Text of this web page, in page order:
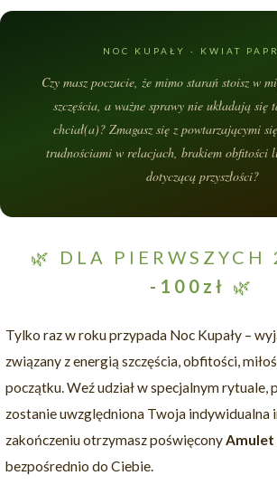
NOC KUPAŁY · KWIAT
Czy masz poczucie, że mimo starań stoisz w
szczęścia, a ważne sprawy nie układają się
chciał(a)? Zmagasz się z powtarzającymi
trudnościami w relacjach, brakiem obfitości
dotyczącą przyszłości?
🌿 DLA PIERWSZYCH
-100zł 🌿
Tylko raz w roku przypada Noc Kupały –
związany z energią szczęścia, obfitości,
początku. Weź udział w specjalnym rytuale,
zostanie uwzględniona Twoja indywidualna
zakończeniu otrzymasz poświęconyAmulet
bezpośrednio do Ciebie.